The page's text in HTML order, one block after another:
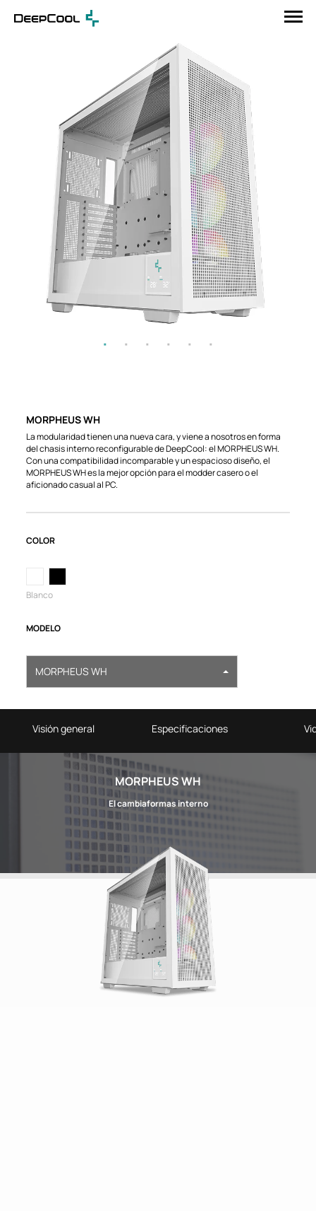
MORPHEUS WH
La modularidad tienen una nueva cara, y viene a nosotros en forma
del chasis interno reconfigurable de DeepCool: el MORPHEUS WH.
Con una compatibilidad incomparable y un espacioso diseño, el
MORPHEUS WH es la mejor opción para el modder casero o el
aficionado casual al PC.
COLOR
Blanco
MODELO
MORPHEUS WH
Visión general Especificaciones
MORPHEUS WH
El cambiaformas interno